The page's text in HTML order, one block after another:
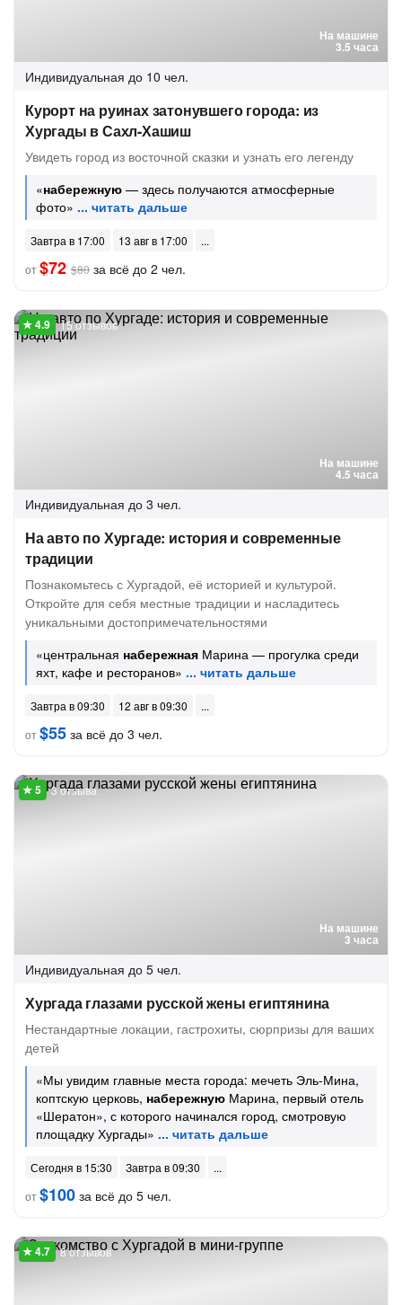
На машине
3.5 часа
Индивидуальная до 10 чел.
Курорт на руинах затонувшего города: из
Хургады в Сахл-Хашиш
Увидеть город из восточной сказки и узнать его легенду
«набережную — здесь получаются атмосферные
фото»
Завтра в 17:00
13 авг в 17:00
от$72 $80 за всё до 2 чел.
На машине
4.5 часа
15 отзывов
Индивидуальная до 3 чел.
На авто по Хургаде: история и современные
традиции
Познакомьтесь с Хургадой, её историей и культурой.
Откройте для себя местные традиции и насладитесь
уникальными достопримечательностями
«центральная набережная Марина — прогулка среди
яхт, кафе и ресторанов»
Завтра в 09:30
12 авг в 09:30
от$55 за всё до 3 чел.
На машине
3 часа
3 отзыва
Индивидуальная до 5 чел.
Хургада глазами русской жены египтянина
Нестандартные локации, гастрохиты, сюрпризы для ваших
детей
«Мы увидим главные места города: мечеть Эль-Мина,
коптскую церковь, набережную Марина, первый отель
«Шератон», с которого начинался город, смотровую
площадку Хургады»
Сегодня в 15:30
Завтра в 09:30
от$100 за всё до 5 чел.
8 отзывов